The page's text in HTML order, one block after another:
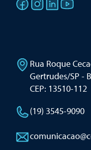
Rua Roque
Gertrudes/SP -
CEP: 13510-112
(19) 3545-9090